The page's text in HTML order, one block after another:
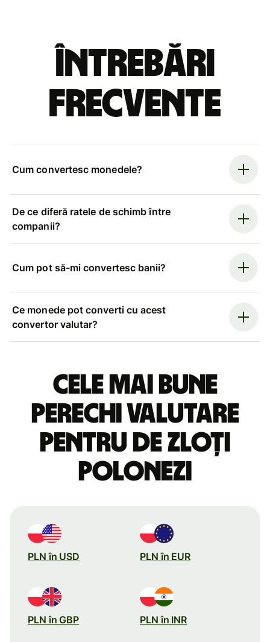
Întrebări
frecvente
Cum convertesc monedele?
De ce diferă ratele de schimb între
companii?
Cum pot să-mi convertesc banii?
Ce monede pot converti cu acest
convertor valutar?
Cele mai bune
perechi valutare
pentru de zloți
polonezi
PLN în USD PLN în EUR
PLN în GBP PLN în INR